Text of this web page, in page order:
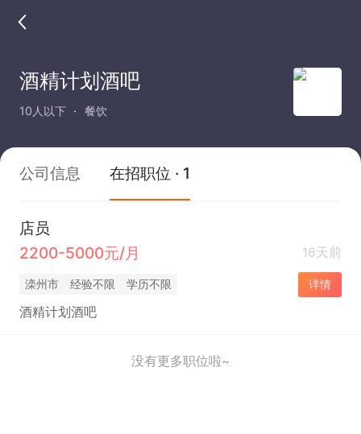
酒精计划酒吧
10人以下 餐饮
公司信息 在招职位 · 1
店员
2200-5000元/月
16天前
滦州市 经验不限 学历不限 详情
酒精计划酒吧
没有更多职位啦~